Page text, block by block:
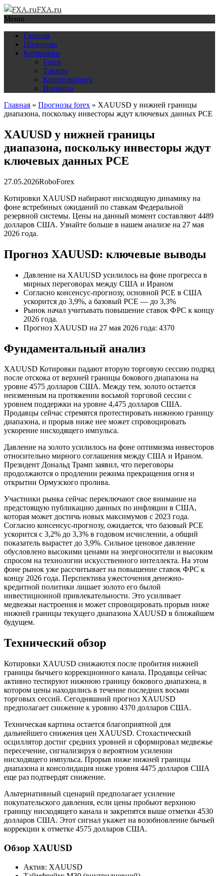
FXA.ru
Меню
Главная
Прогнозы
Котировки
Forex
Товары
Криптовалюта
Индексы
Главная » Прогнозы forex » XAUUSD у нижней границы
диапазона, поскольку инвесторы ждут ключевых данных PCE
XAUUSD у нижней границы
диапазона, поскольку инвесторы ждут
ключевых данных PCE
27.05.2026RoboForex
Котировки XAUUSD набирают нисходящую динамику на
фоне ястребиных ожиданий по ставкам Федеральной
резервной системы. Цены на данный момент составляют 4489
долларов США. Узнайте больше в нашем анализе на 27 мая
2026 года.
Прогноз XAUUSD: ключевые выводы
Давление на XAUUSD усилилось на фоне прогресса в
мирных переговорах между США и Ираном
Согласно консенсус-прогнозу, основной PCE в США
ускорится до 3,9%, а базовый PCE — до 3,3%
Рынок начал учитывать повышение ставок ФРС к концу
2026 года.
Прогноз XAUUSD на 27 мая 2026 года: 4370
Фундаментальный анализ
XAUUSD Котировки падают вторую торговую сессию подряд
после отскока от верхней границы бокового диапазона на
уровне 4575 долларов США. Между тем, золото остается
неизменным на протяжении восьмой торговой сессии с
уровнем поддержки на уровне 4,475 долларов США.
Продавцы сейчас стремятся протестировать нижнюю границу
диапазона, и прорыв ниже нее может спровоцировать
ускорение нисходящего импульса.
Давление на золото усилилось на фоне оптимизма инвесторов
относительно мирного соглашения между США и Ираном.
Президент Дональд Трамп заявил, что переговоры
продолжаются о продлении режима прекращения огня и
открытии Ормузского пролива.
Участники рынка сейчас переключают свое внимание на
предстоящую публикацию данных по инфляции в США,
которая может достичь новых максимумов с 2023 года.
Согласно консенсус-прогнозу, ожидается, что базовый PCE
ускорится с 3,2% до 3,3% в годовом исчислении, а общий
показатель вырастет до 3,9%. Сильное ценовое давление
обусловлено высокими ценами на энергоносители и высоким
спросом на технологии искусственного интеллекта. На этом
фоне рынок уже рассчитывает на повышение ставок ФРС к
концу 2026 года. Перспектива ужесточения денежно-
кредитной политики лишает золото его былой
инвестиционной привлекательности. Это усиливает
медвежьи настроения и может спровоцировать прорыв ниже
нижней границы текущего диапазона XAUUSD в ближайшем
будущем.
Технический обзор
Котировки XAUUSD снижаются после пробития нижней
границы бычьего коррекционного канала. Продавцы сейчас
активно тестируют нижнюю границу бокового диапазона, в
котором цены находились в течение последних восьми
торговых сессий. Сегодняшний прогноз XAUUSD
предполагает снижение к уровню 4370 долларов США.
Техническая картина остается благоприятной для
дальнейшего снижения цен XAUUSD. Стохастический
осциллятор достиг средних уровней и сформировал медвежье
пересечение, сигнализируя о вероятном усилении
нисходящего импульса. Прорыв ниже нижней границы
диапазона и консолидация ниже уровня 4475 долларов США
еще раз подтвердят снижение.
Альтернативный сценарий предполагает усиление
покупательского давления, если цены пробьют верхнюю
границу нисходящего канала и закрепятся выше отметки 4530
долларов США. Этот сигнал укажет на возобновление бычьей
коррекции к отметке 4575 долларов США.
Обзор XAUUSD
Актив: XAUUSD